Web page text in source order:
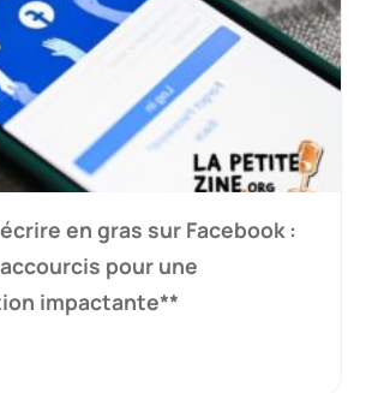
en gras sur Facebook :
pour une
impactante**